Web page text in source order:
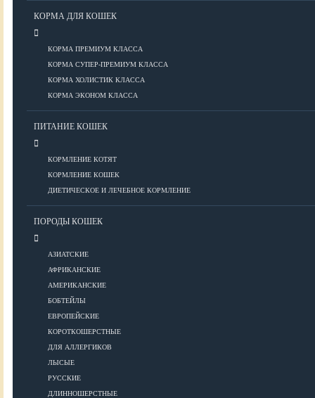
КОРМА ДЛЯ КОШЕК
КОРМА ПРЕМИУМ КЛАССА
КОРМА СУПЕР-ПРЕМИУМ КЛАССА
КОРМА ХОЛИСТИК КЛАССА
КОРМА ЭКОНОМ КЛАССА
ПИТАНИЕ КОШЕК
КОРМЛЕНИЕ КОТЯТ
КОРМЛЕНИЕ КОШЕК
ДИЕТИЧЕСКОЕ И ЛЕЧЕБНОЕ КОРМЛЕНИЕ
ПОРОДЫ КОШЕК
АЗИАТСКИЕ
АФРИКАНСКИЕ
АМЕРИКАНСКИЕ
БОБТЕЙЛЫ
ЕВРОПЕЙСКИЕ
КОРОТКОШЕРСТНЫЕ
ДЛЯ АЛЛЕРГИКОВ
ЛЫСЫЕ
РУССКИЕ
ДЛИННОШЕРСТНЫЕ
Диагностика у кошек
Препараты для кошек
Роды кошек
Аксессуары для ухода
Гигиена
Уход за шерстью
Корма премиум класса
Корма супер-премиум класса
Корма холистик класса
Корма эконом класса
ПИТАНИЕ